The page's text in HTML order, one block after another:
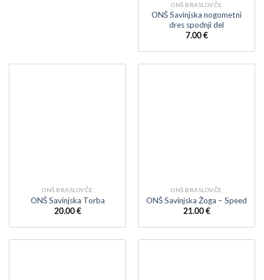
ONŠ BRASLOVČE
ONŠ Savinjska nogometni
dres spodnji del
7.00 €
ONŠ BRASLOVČE
ONŠ Savinjska Torba
20.00 €
ONŠ BRASLOVČE
ONŠ Savinjska Žoga – Speed
21.00 €